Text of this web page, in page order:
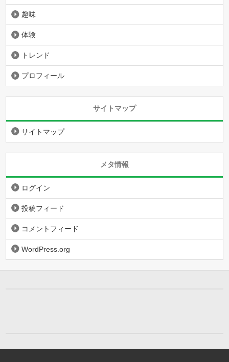
趣味
体験
トレンド
プロフィール
サイトマップ
サイトマップ
メタ情報
ログイン
投稿フィード
コメントフィード
WordPress.org